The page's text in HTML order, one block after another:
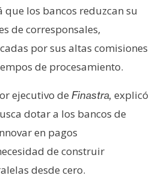
los bancos reduzcan su
de corresponsales,
por sus altas comisiones
de procesamiento.
ejecutivo de Finastra, explicó
dotar a los bancos de
en pagos
de construir
desde cero.